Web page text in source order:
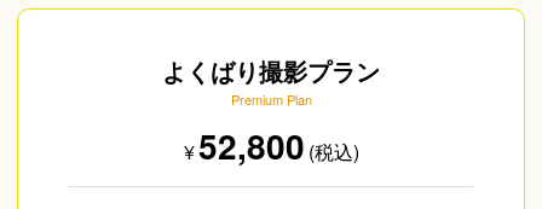
よくばり撮影プラン
Premium Plan
¥52,800 (税込)